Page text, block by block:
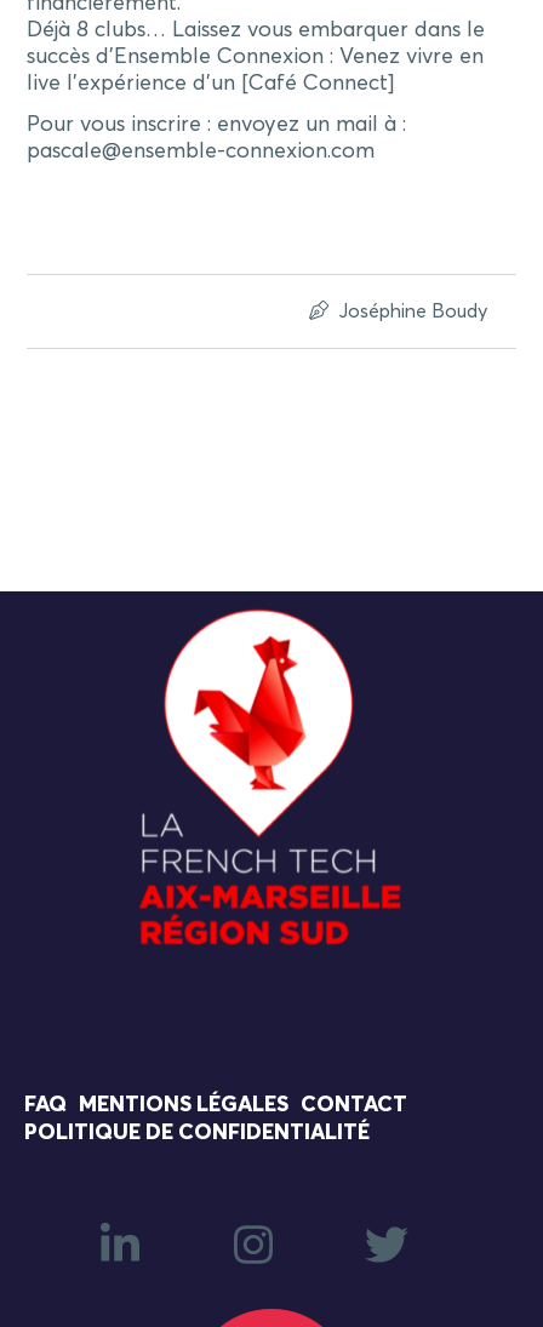
Déjà 8 clubs… Laissez vous embarquer dans le
succès d’Ensemble Connexion : Venez vivre en
live l’expérience d’un [Café Connect]
Pour vous inscrire : envoyez un mail à :
pascale@ensemble-connexion.com
Joséphine Boudy
FAQ MENTIONS LÉGALES
CONTACT
POLITIQUE DE CONFIDENTIALITÉ